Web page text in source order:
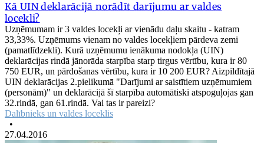
Kā UIN deklarācijā norādīt darījumu ar valdes
locekli?
Uzņēmumam ir 3 valdes locekļi ar vienādu daļu skaitu - katram
33,33%. Uzņēmums vienam no valdes locekļiem pārdeva zemi
(pamatlīdzekli). Kurā uzņēmumu ienākuma nodokļa (UIN)
deklarācijas rindā jānorāda starpība starp tirgus vērtību, kura ir 80
750 EUR, un pārdošanas vērtību, kura ir 10 200 EUR? Aizpildītajā
UIN deklarācijas 2.pielikumā "Darījumi ar saistītiem uzņēmumiem
(personām)" un deklarācijā šī starpība automātiski atspoguļojas gan
32.rindā, gan 61.rindā. Vai tas ir pareizi?
Dalībnieks un valdes loceklis
•
27.04.2016